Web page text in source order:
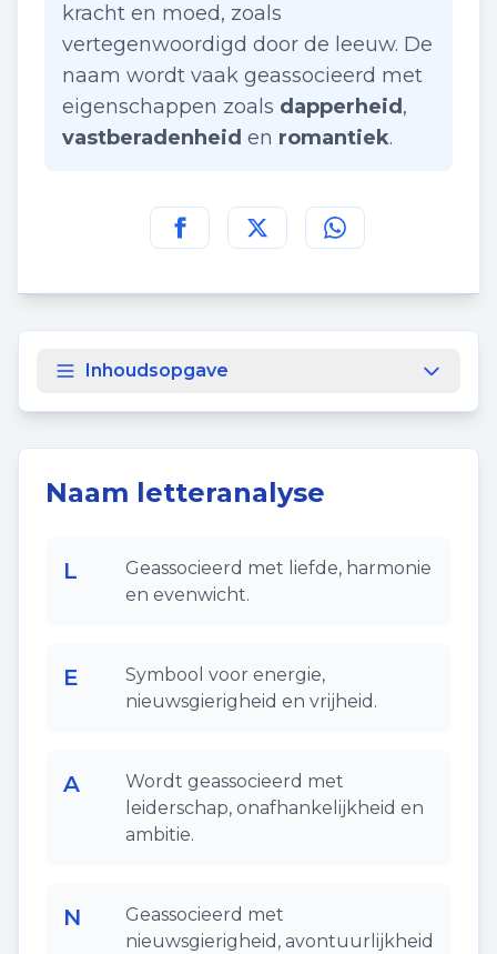
kracht en moed, zoals
vertegenwoordigd door de leeuw. De
naam wordt vaak geassocieerd met
eigenschappen zoals dapperheid ,
vastberadenheid en romantiek.
Deel deze pagina op
Deel deze pagina op
Deel deze pagina
Inhoudsopgave
Naam letteranalyse
L
Geassocieerd met liefde, harmonie
en evenwicht.
E
Symbool voor energie,
nieuwsgierigheid en vrijheid.
A
Wordt geassocieerd met
leiderschap, onafhankelijkheid en
ambitie.
N
Geassocieerd met
nieuwsgierigheid, avontuurlijkheid